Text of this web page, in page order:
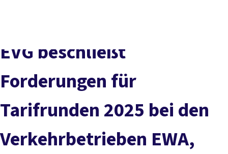
Service
EVG beschließt
Forderungen für
Tarifrunden 2025 bei den
Verkehrbetrieben EWA,